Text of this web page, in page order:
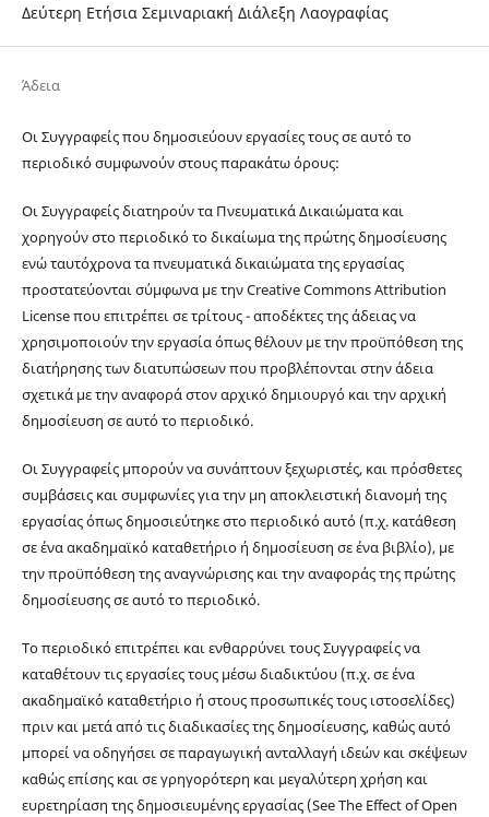
Δεύτερη Ετήσια Σεμιναριακή Διάλεξη Λαογραφίας
Άδεια
Οι Συγγραφείς που δημοσιεύουν εργασίες τους σε αυτό το
περιοδικό συμφωνούν στους παρακάτω όρους:
Οι Συγγραφείς διατηρούν τα Πνευματικά Δικαιώματα και
χορηγούν στο περιοδικό το δικαίωμα της πρώτης δημοσίευσης
ενώ ταυτόχρονα τα πνευματικά δικαιώματα της εργασίας
προστατεύονται σύμφωνα με την Creative Commons Attribution
License που επιτρέπει σε τρίτους - αποδέκτες της άδειας να
χρησιμοποιούν την εργασία όπως θέλουν με την προϋπόθεση της
διατήρησης των διατυπώσεων που προβλέπονται στην άδεια
σχετικά με την αναφορά στον αρχικό δημιουργό και την αρχική
δημοσίευση σε αυτό το περιοδικό.
Οι Συγγραφείς μπορούν να συνάπτουν ξεχωριστές, και πρόσθετες
συμβάσεις και συμφωνίες για την μη αποκλειστική διανομή της
εργασίας όπως δημοσιεύτηκε στο περιοδικό αυτό (π.χ. κατάθεση
σε ένα ακαδημαϊκό καταθετήριο ή δημοσίευση σε ένα βιβλίο), με
την προϋπόθεση της αναγνώρισης και την αναφοράς της πρώτης
δημοσίευσης σε αυτό το περιοδικό.
Το περιοδικό επιτρέπει και ενθαρρύνει τους Συγγραφείς να
καταθέτουν τις εργασίες τους μέσω διαδικτύου (π.χ. σε ένα
ακαδημαϊκό καταθετήριο ή στους προσωπικές τους ιστοσελίδες)
πριν και μετά από τις διαδικασίες της δημοσίευσης, καθώς αυτό
μπορεί να οδηγήσει σε παραγωγική ανταλλαγή ιδεών και σκέψεων
καθώς επίσης και σε γρηγορότερη και μεγαλύτερη χρήση και
ευρετηρίαση της δημοσιευμένης εργασίας (See The Effect of Open